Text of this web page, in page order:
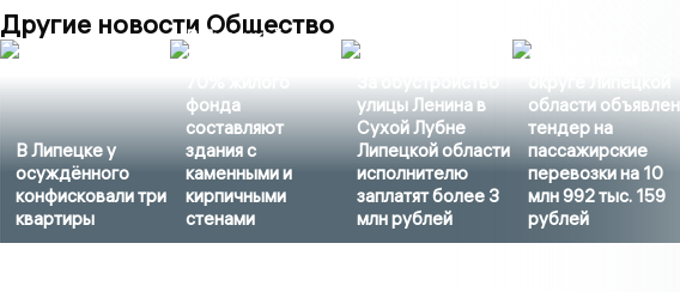
Другие новости Общество
В Липецке у
осуждённого
конфисковали три
квартиры
В Липецкой
области более
фонда
составляют
здания с
каменными и
кирпичными
стенами
улицы Ленина в
Сухой Лубне
Липецкой области
исполнителю
заплатят более 3
млн рублей
В Задонском
области объявлен
тендер на
пассажирские
перевозки на 10
млн 992 тыс. 159
рублей